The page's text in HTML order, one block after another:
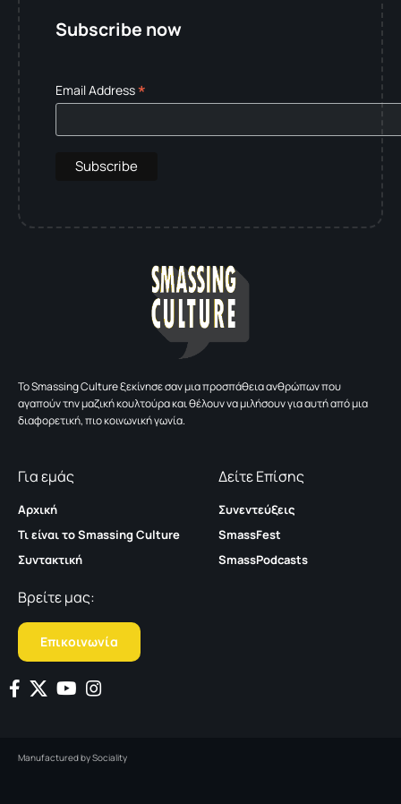
Subscribe now
Email Address*
To Smassing Culture ξεκίνησε σαν μια προσπάθεια ανθρώπων που
αγαπούν την μαζική κουλτούρα και θέλουν να μιλήσουν για αυτή από μια
διαφορετική, πιο κοινωνική γωνία.
Για εμάς
Αρχική
Τι είναι το Smassing Culture
Συντακτική
Δείτε Επίσης
Συνεντεύξεις
SmassFest
SmassPodcasts
Βρείτε μας:
Επικοινωνία
Manufactured bySociality